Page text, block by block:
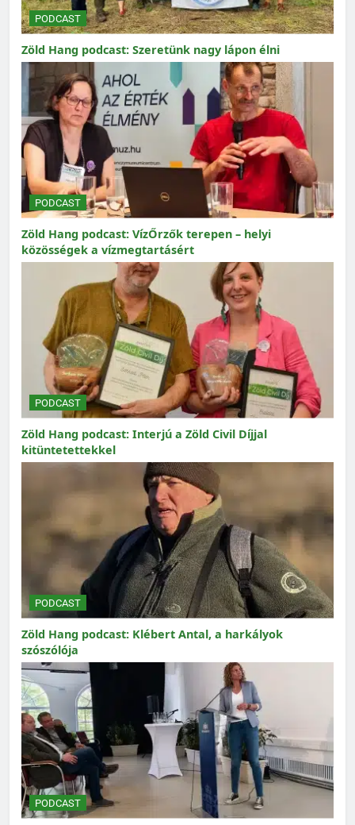
PODCAST
Zöld Hang podcast: Szeretünk nagy lápon élni
PODCAST
Zöld Hang podcast: VízŐrzők terepen – helyi
közösségek a vízmegtartásért
PODCAST
Zöld Hang podcast: Interjú a Zöld Civil Díjjal
kitüntetettekkel
PODCAST
Zöld Hang podcast: Klébert Antal, a harkályok
szószólója
PODCAST